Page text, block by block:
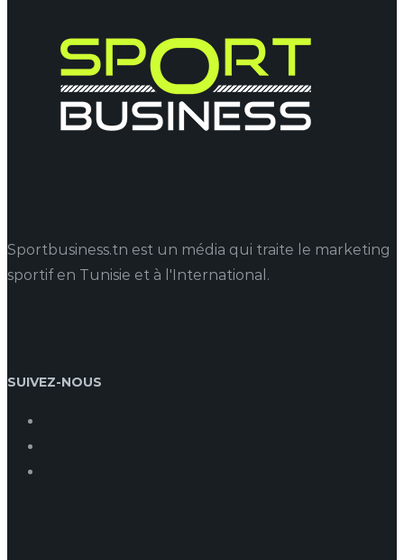
Sportbusiness.tn est un média qui traite le marketing
sportif en Tunisie et à l'International.
SUIVEZ-NOUS